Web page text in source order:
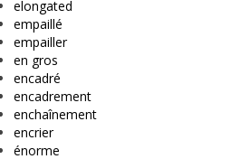
elongated
empaillé
empailler
en gros
encadré
encadrement
enchaînement
encrier
énorme